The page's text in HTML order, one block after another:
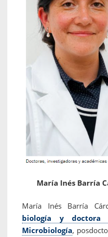
María Inés Barría
María Inés Barría
biología y doctora
Microbiología,